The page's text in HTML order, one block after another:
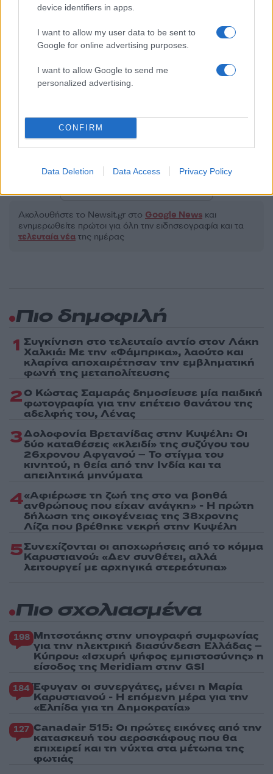
device identifiers in apps.
I want to allow my user data to be sent to
Google for online advertising purposes.
I want to allow Google to send me
personalized advertising.
CONFIRM
Data Deletion Data Access Privacy Policy
Υποβολή σχολίου
ΚΟΡΟΝΟΪΟΣ
ΜΕΤΑΛΛΑΞΗ ΔΕΛΤΑ
Ακολουθήστε το Νewsit.gr στο Google News και
ενημερωθείτε πρώτοι για όλη την ειδησεογραφία και τα
τελευταία νέα της ημέρας
Πιο δημοφιλή
1 Συγκίνηση στο τελευταίο αντίο στον Λάκη
Χαλκιά: Με την «Φάμπρικα», λαούτο και
κλαρίνα αποχαιρέτησαν την εμβληματική
φωνή της μεταπολίτευσης
2Ο Κώστας Σαμαράς δημοσίευσε μία παιδική
φωτογραφία για την επέτειο θανάτου της
αδελφής του, Λένας
3Δολοφονία Βρετανίδας στην Κυψέλη: Οι
δύο καταθέσεις «κλειδί» της συζύγου του
26χρονου Αφγανού – Το στίγμα του
κινητού, η θεία από την Ινδία και τα
απειλητικά μηνύματα
4«Αφιέρωσε τη ζωή της στο να βοηθά
ανθρώπους που είχαν ανάγκη» - Η πρώτη
δήλωση της οικογένειας της 38χρονης
Λίζα που βρέθηκε νεκρή στην Κυψέλη
5Συνεχίζονται οι αποχωρήσεις από το κόμμα
Καρυστιανού: «Δεν συνθέτει, αλλά
λειτουργεί με αρχηγικά στερεότυπα»
Πιο σχολιασμένα
198 Μητσοτάκης στην υπογραφή συμφωνίας
για την ηλεκτρική διασύνδεση Ελλάδας –
Κύπρου: «Ισχυρή ψήφος εμπιστοσύνης» η
είσοδος της Meridiam στην GSI
184 Έφυγαν οι συνεργάτες, μένει η Μαρία
Καρυστιανού - Η επόμενη μέρα για την
«Ελπίδα για τη Δημοκρατία»
127 Canadair 515: Οι πρώτες εικόνες από την
κατασκευή του αεροσκάφους που θα
επιχειρεί και τη νύχτα στα μέτωπα της
φωτιάς